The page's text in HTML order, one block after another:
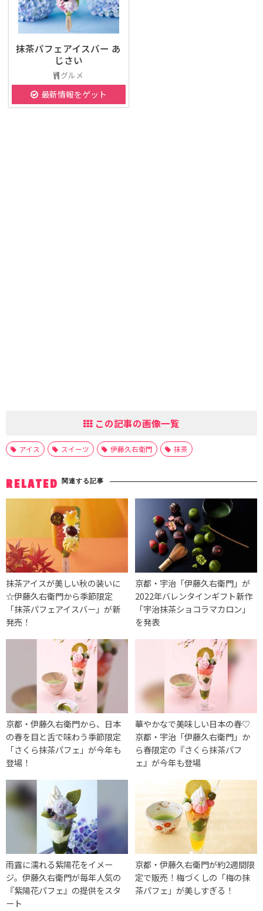
抹茶パフェアイスバー あ
じさい
グルメ
最新情報をゲット
この記事の画像一覧
アイス スイーツ 伊藤久右衛門 抹茶
RELATED 関連する記事
抹茶アイスが美しい秋の装いに
☆伊藤久右衛門から季節限定
「抹茶パフェアイスバー」が新
発売！
京都・宇治「伊藤久右衛門」が
2022年バレンタインギフト新作
「宇治抹茶ショコラマカロン」
を発表
京都・伊藤久右衛門から、日本
の春を目と舌で味わう季節限定
「さくら抹茶パフェ」が今年も
登場！
華やかなで美味しい日本の春♡
京都・宇治「伊藤久右衛門」か
ら春限定の『さくら抹茶パフ
ェ』が今年も登場
雨露に濡れる紫陽花をイメー
ジ。伊藤久右衛門が毎年人気の
『紫陽花パフェ』の提供をスタ
ート
京都・伊藤久右衛門が約2週間限
定で販売！梅づくしの「梅の抹
茶パフェ」が美しすぎる！